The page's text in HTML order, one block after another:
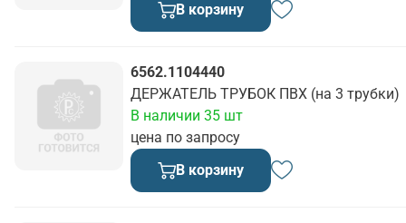
В корзину
6562.1104440
ДЕРЖАТЕЛЬ ТРУБОК ПВХ (на 3 трубки)
цена по запросу
В наличии 35 шт
В корзину